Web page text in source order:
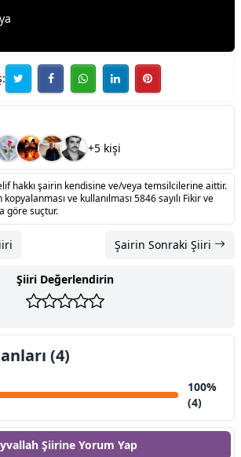
+5 kişi
hakkı şairin kendisine ve/veya temsilcilerine aittir.
ve kullanılması 5846 sayılı Fikir ve
göre suçtur.
Şairin Sonraki Şiiri
Şiiri Değerlendirin
(4)
100%
(4)
Şiirine Yorum Yap